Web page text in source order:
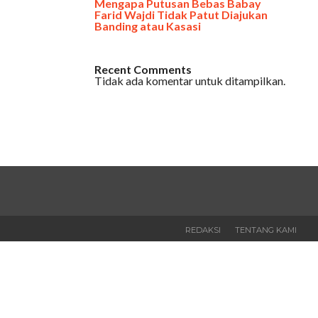
Mengapa Putusan Bebas Babay
Farid Wajdi Tidak Patut Diajukan
Banding atau Kasasi
Recent Comments
Tidak ada komentar untuk ditampilkan.
REDAKSI TENTANG KAMI